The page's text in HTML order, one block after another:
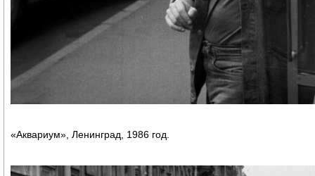
«Аквариум», Ленинград, 1986 год.